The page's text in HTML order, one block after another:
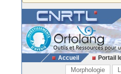
Accueil Portail
Morphologie